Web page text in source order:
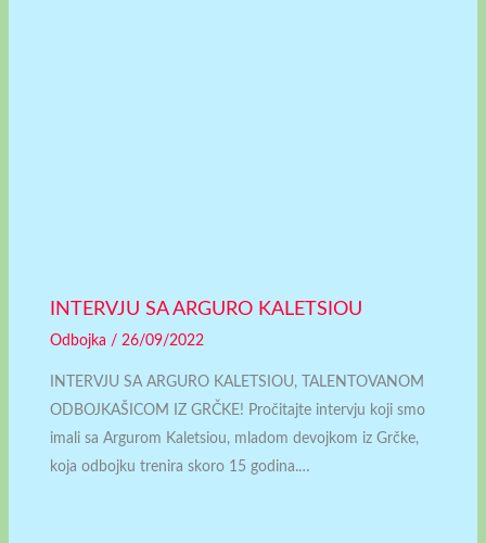
INTERVJU SA ARGURO KALETSIOU
Odbojka / 26/09/2022
INTERVJU SA ARGURO KALETSIOU, TALENTOVANOM
ODBOJKAŠICOM IZ GRČKE! Pročitajte intervju koji smo
imali sa Argurom Kaletsiou, mladom devojkom iz Grčke,
koja odbojku trenira skoro 15 godina.…